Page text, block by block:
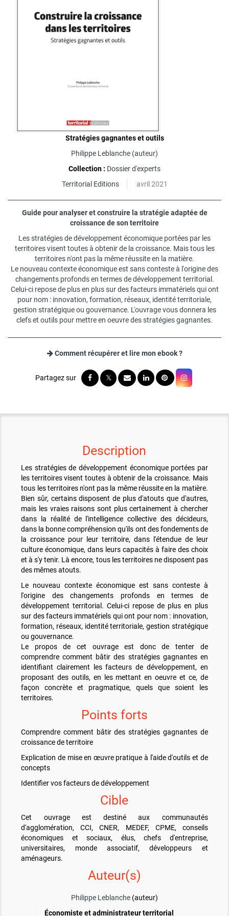
Stratégies gagnantes et outils
Philippe Leblanche (auteur)
Collection : Dossier d'experts
Territorial Editions
avril 2021
Guide pour analyser et construire la stratégie adaptée de
croissance de son territoire
Les stratégies de développement économique portées par les
territoires visent toutes à obtenir de la croissance. Mais tous les
territoires n'ont pas la même réussite en la matière.
Le nouveau contexte économique est sans conteste à l'origine des
changements profonds en termes de développement territorial.
Celui-ci repose de plus en plus sur des facteurs immatériels qui ont
pour nom : innovation, formation, réseaux, identité territoriale,
gestion stratégique ou gouvernance. L'ouvrage vous donnera les
clefs et outils pour mettre en oeuvre des stratégies gagnantes.
Comment récupérer et lire mon ebook ?
Description
Les stratégies de développement économique portées par
les territoires visent toutes à obtenir de la croissance. Mais
tous les territoires n'ont pas la même réussite en la matière.
Bien sûr, certains disposent de plus d'atouts que d'autres,
mais les vraies raisons sont plus certainement à chercher
dans la réalité de l'intelligence collective des décideurs,
dans la bonne compréhension qu'ils ont des fondements de
la croissance pour leur territoire, dans l'étendue de leur
culture économique, dans leurs capacités à faire des choix
et à s'y tenir. Là encore, tous les territoires ne disposent pas
des mêmes atouts.
Le nouveau contexte économique est sans conteste à
l'origine des changements profonds en termes de
développement territorial. Celui-ci repose de plus en plus
sur des facteurs immatériels qui ont pour nom : innovation,
formation, réseaux, identité territoriale, gestion stratégique
ou gouvernance.
Le propos de cet ouvrage est donc de tenter de
comprendre comment bâtir des stratégies gagnantes en
identifiant clairement les facteurs de développement, en
proposant des outils, en les mettant en oeuvre et ce, de
façon concrète et pragmatique, quels que soient les
territoires.
Points forts
Comprendre comment bâtir des stratégies gagnantes de
croissance de territoire
Explication de mise en œuvre pratique à l'aide d'outils et de
concepts
Identifier vos facteurs de développement
Cible
Cet ouvrage est destiné aux communautés
d'agglomération, CCI, CNER, MEDEF, CPME, conseils
économiques et sociaux, élus, chefs d'entreprise,
universitaires, monde associatif, développeurs et
aménageurs.
Auteur(s)
Philippe Leblanche(auteur)
Économiste et administrateur territorial